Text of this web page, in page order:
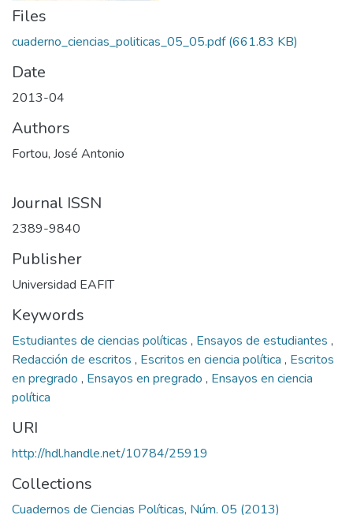
Files
cuaderno_ciencias_politicas_05_05.pdf(661.83 KB)
Date
2013-04
Authors
Fortou, José Antonio
Journal ISSN
2389-9840
Publisher
Universidad EAFIT
Keywords
Estudiantes de ciencias políticas , Ensayos de estudiantes ,
Redacción de escritos , Escritos en ciencia política , Escritos
en pregrado , Ensayos en pregrado , Ensayos en ciencia
política
URI
http://hdl.handle.net/10784/25919
Collections
Cuadernos de Ciencias Políticas, Núm. 05 (2013)